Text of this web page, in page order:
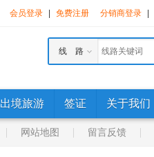
会员登录 免费注册 分销商登录
线 路
出境旅游 签证 关于我们
网站地图 留言反馈